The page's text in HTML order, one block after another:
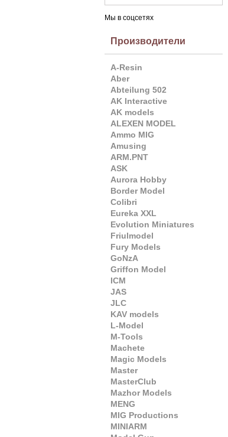
Мы в соцсетях
Производители
A-Resin
Aber
Abteilung 502
AK Interactive
AK models
ALEXEN MODEL
Ammo MIG
Amusing
ARM.PNT
ASK
Aurora Hobby
Border Model
Colibri
Eureka XXL
Evolution Miniatures
Friulmodel
Fury Models
GoNzA
Griffon Model
ICM
JAS
JLC
KAV models
L-Model
M-Tools
Machete
Magic Models
Master
MasterClub
Mazhor Models
MENG
MIG Productions
MINIARM